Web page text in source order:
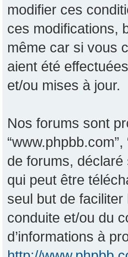
modifier ces
ces modifications,
même car si vous
aient été
et/ou mises à jour.
Nos forums sont
de forums, déclaré
qui peut être
seul but de
conduite et/ou du
d’informations à